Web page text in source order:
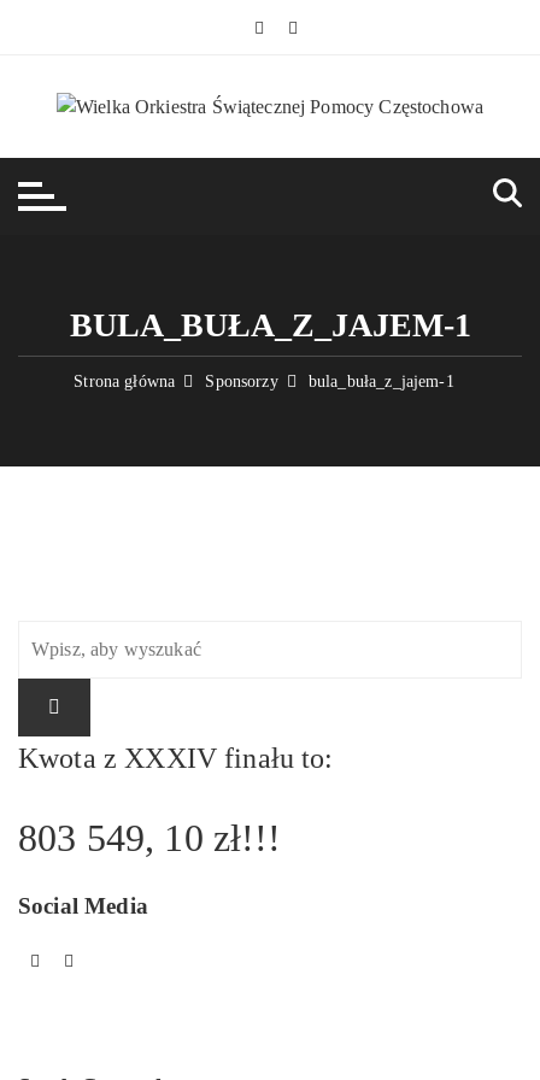
BULA_BUŁA_Z_JAJEM-1
Strona główna Sponsorzy bula_buła_z_jajem-1
Kwota z XXXIV finału to:
803 549, 10 zł!!!
Social Media